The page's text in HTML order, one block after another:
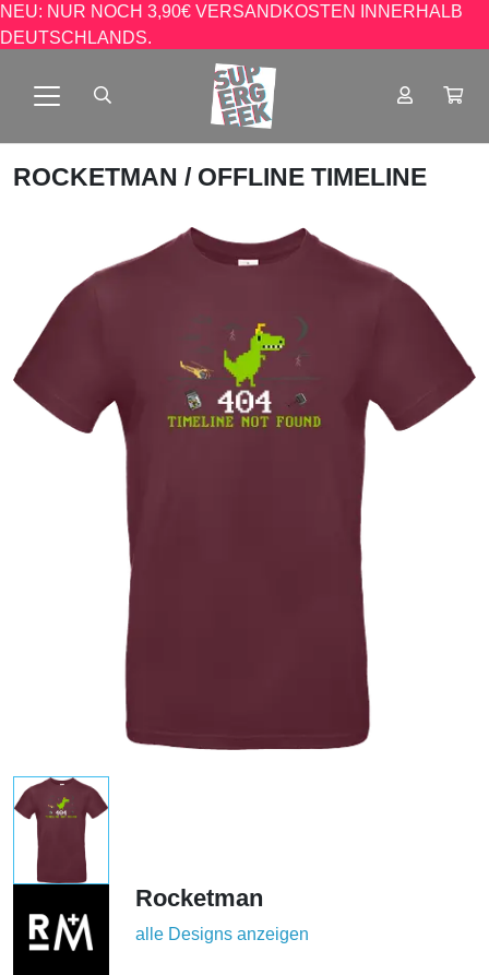
NEU: NUR NOCH 3,90€ VERSANDKOSTEN INNERHALB
DEUTSCHLANDS.
ROCKETMAN / OFFLINE TIMELINE
Rocketman
alle Designs anzeigen